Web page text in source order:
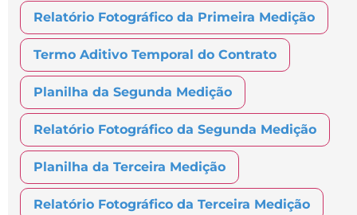
Relatório Fotográfico da Primeira Medição
Termo Aditivo Temporal do Contrato
Planilha da Segunda Medição
Relatório Fotográfico da Segunda Medição
Planilha da Terceira Medição
Relatório Fotográfico da Terceira Medição